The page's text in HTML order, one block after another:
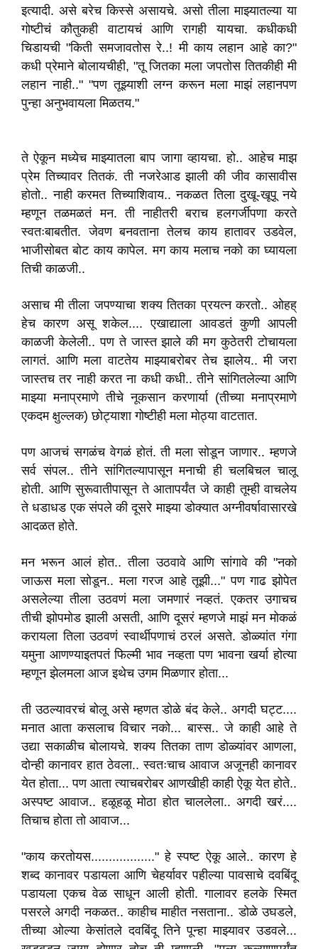
इत्यादी. असे बरेच किस्से असायचे. असो तीला माझ्यातल्या या
गोष्टीचं कौतुकही वाटायचं आणि रागही यायचा. कधीकधी
चिडायची "किती समजावतोस रे..! मी काय लहान आहे का?"
कधी प्रेमाने बोलायचीही, "तू जितका मला जपतोस तितकीही मी
लहान नाही.." "पण तूझ्याशी लग्न करून मला माझं लहानपण
पुन्हा अनुभवायला मिळतय."
ते ऐकून मध्येच माझ्यातला बाप जागा व्हायचा. हो.. आहेच माझ
प्रेम तिच्यावर तितकं. ती नजरेआड झाली की जीव कासावीस
होतो.. नाही करमत तिच्याशिवाय.. नकळत तिला दुखू-खूपू नये
म्हणून तळमळतं मन. ती नाहीतरी बराच हलगर्जीपणा करते
स्वतःबाबतीत. जेवण बनवताना तेलच काय हातावर उडवेल,
भाजीसोबत बोट काय कापेल. मग काय मलाच नको का घ्यायला
तिची काळजी..
असाच मी तीला जपण्याचा शक्य तितका प्रयत्न करतो.. ओहह्
हेच कारण असू शकेल.... एखाद्याला आवडतं कुणी आपली
काळजी केलेली.. पण ते जास्त झाले की मग कुठेतरी टोचायला
लागतं. आणि मला वाटतेय माझ्याबरोबर तेच झालेय.. मी जरा
जास्तच तर नाही करत ना कधी कधी.. तीने सांगितलेल्या आणि
माझ्या मनाप्रमाणे तीचे नूकसान करणार्या (तीच्या मनाप्रमाणे
एकदम क्षुल्लक) छोट्याशा गोष्टीही मला मोठ्या वाटतात.
पण आजचं सगळंच वेगळं होतं. ती मला सोडून जाणार.. म्हणजे
सर्व संपल.. तीने सांगितल्यापासून मनाची ही चलबिचल चालू
होती. आणि सुरूवातीपासून ते आतापर्यंत जे काही तूम्ही वाचलेय
ते धडाधड एक संपले की दूसरे माझ्या डोक्यात अग्नीवर्षावासारखे
आदळत होते.
मन भरून आलं होत.. तीला उठवावे आणि सांगावे की "नको
जाऊस मला सोडून.. मला गरज आहे तूझी..." पण गाढ झोपेत
असलेल्या तीला उठवणं मला जमणारं नव्हतं. एकतर उगाचच
तीची झोपमोड झाली असती, आणि दूसरं म्हणजे माझं मन मोकळं
करायला तिला उठवणं स्वार्थीपणाचं ठरलं असते. डोळ्यांत गंगा
यमुना आणण्याइतपतं फिल्मी भाव नव्हता पण भावना खर्या होत्या
म्हणून झेलमला आज इथेच उगम मिळणार होता...
ती उठल्यावरचं बोलू असे म्हणत डोळे बंद केले.. अगदी घट्ट....
मनात आता कसलाच विचार नको... बास्स.. जे काही आहे ते
उद्या सकाळीच बोलायचे. शक्य तितका ताण डोळ्यांवर आणला,
दोन्ही कानावर हात ठेवला.. स्वतःचाच आवाज अजूनही कानावर
येत होता... पण आता त्याचबरोबर आणखीही काही ऐकू येत होते..
अस्पष्ट आवाज.. हळूहळू मोठा होत चाललेला.. अगदी खरं....
तिचाच होता तो आवाज...
"काय करतोयस.................." हे स्पष्ट ऐकू आले.. कारण हे
शब्द कानावर पडायला आणि चेहर्यावर पहील्या पावसाचे दवबिंदू
पडायला एकच वेळ साधून आली होती. गालावर हलके स्मित
पसरले अगदी नकळत.. काहीच माहीत नसताना.. डोळे उघडले,
तीच्या ओल्या केसांतले दवबिंदू तिने पून्हा माझ्यावर उडवले...